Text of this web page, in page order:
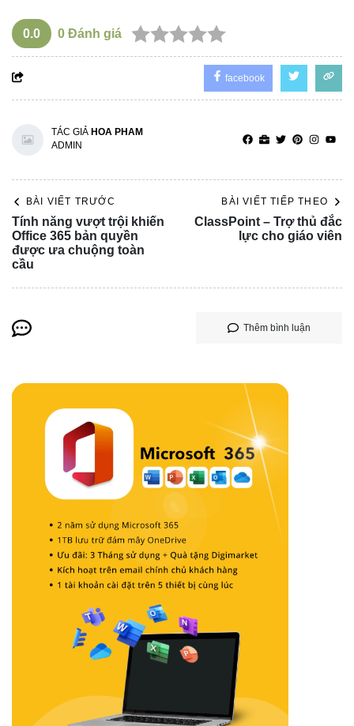
0.0 0 Đánh giá
facebook
TÁC GIẢ HOA PHAM
ADMIN
BÀI VIẾT TRƯỚC
Tính năng vượt trội khiến
Office 365 bản quyền
được ưa chuộng toàn
cầu
BÀI VIẾT TIẾP THEO
ClassPoint – Trợ thủ đắc
lực cho giáo viên
Thêm bình luận